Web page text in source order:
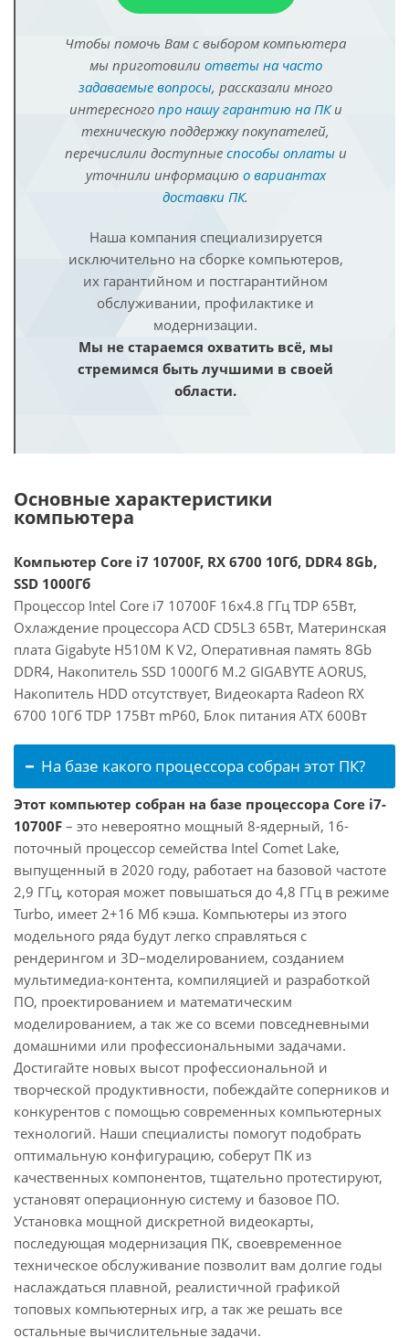
Чтобы помочь Вам с выбором компьютера
мы приготовили ответы на часто
задаваемые вопросы, рассказали много
интересного про нашу гарантию на ПКи
техническую поддержку покупателей,
перечислили доступные способы оплатыи
уточнили информацию о вариантах
доставки ПК.
Наша компания специализируется
исключительно на сборке компьютеров,
их гарантийном и постгарантийном
обслуживании, профилактике и
модернизации.
Мы не стараемся охватить всё, мы
стремимся быть лучшими в своей
области.
Основные характеристики
компьютера
Компьютер Core i7 10700F, RX 6700 10Гб, DDR4 8Gb,
SSD 1000Гб
Процессор Intel Core i7 10700F 16x4.8 ГГц TDP 65Вт,
Охлаждение процессора ACD CD5L3 65Вт, Материнская
плата Gigabyte H510M K V2, Оперативная память 8Gb
DDR4, Накопитель SSD 1000Гб M.2 GIGABYTE AORUS,
Накопитель HDD отсутствует, Видеокарта Radeon RX
6700 10Гб TDP 175Вт mP60, Блок питания ATX 600Вт
На базе какого процессора собран этот ПК?
Этот компьютер собран на базе процессора Core i7-
10700F – это невероятно мощный 8-ядерный, 16-
поточный процессор семейства Intel Comet Lake,
выпущенный в 2020 году, работает на базовой частоте
2,9 ГГц, которая может повышаться до 4,8 ГГц в режиме
Turbo, имеет 2+16 Мб кэша. Компьютеры из этого
модельного ряда будут легко справляться с
рендерингом и 3D–моделированием, созданием
мультимедиа-контента, компиляцией и разработкой
ПО, проектированием и математическим
моделированием, а так же со всеми повседневными
домашними или профессиональными задачами.
Достигайте новых высот профессиональной и
творческой продуктивности, побеждайте соперников и
конкурентов с помощью современных компьютерных
технологий. Наши специалисты помогут подобрать
оптимальную конфигурацию, соберут ПК из
качественных компонентов, тщательно протестируют,
установят операционную систему и базовое ПО.
Установка мощной дискретной видеокарты,
последующая модернизация ПК, своевременное
техническое обслуживание позволит вам долгие годы
наслаждаться плавной, реалистичной графикой
топовых компьютерных игр, а так же решать все
остальные вычислительные задачи.